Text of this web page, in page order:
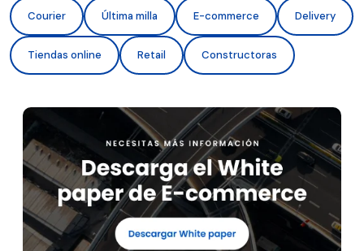
Courier Última milla E-commerce Delivery
Tiendas online Retail Constructoras